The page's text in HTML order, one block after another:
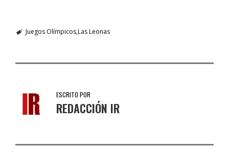
Juegos OlímpicosLas Leonas
ESCRITO POR
REDACCIÓN IR